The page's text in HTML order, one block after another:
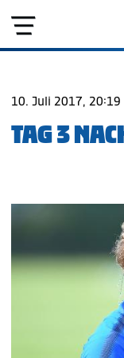
10. Juli 2017, 20:19
TAG 3